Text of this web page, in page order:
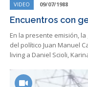
VIDEO 09/07/1988
Encuentros con
En la presente emisión,
del político Juan Manuel
living a Daniel Scioli,